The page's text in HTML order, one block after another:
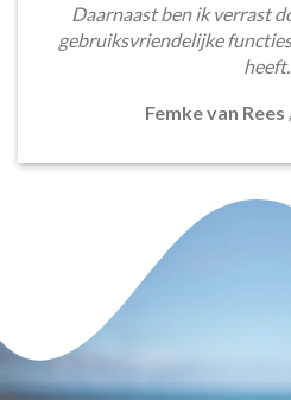
Daarnaast ben ik verrast
gebruiksvriendelijke
heeft.
Femke van Rees